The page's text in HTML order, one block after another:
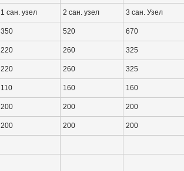
1 сан. узел 2 сан. узел 3 сан. Узел
350 520 670
220 260 325
220 260 325
110 160 160
200 200 200
200 200 200